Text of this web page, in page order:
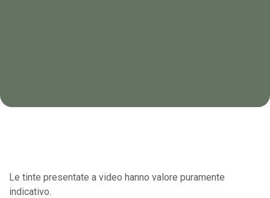
Le tinte presentate a video hanno valore puramente
indicativo.